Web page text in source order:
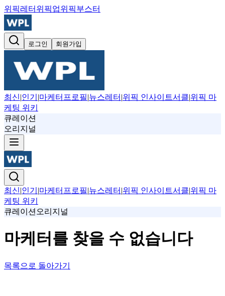
위픽레터 위픽업위픽부스터
로그인 회원가입
최신|인기 |마케터프로필|뉴스레터 |위픽 인사이트서클|위픽 마
케팅 위키
큐레이션
오리지널
최신|인기 |마케터프로필|뉴스레터 |위픽 인사이트서클|위픽 마
케팅 위키
큐레이션 오리지널
마케터를 찾을 수 없습니다
목록으로 돌아가기